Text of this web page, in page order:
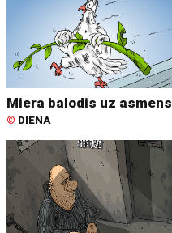
Miera balodis uz asmens
© DIENA